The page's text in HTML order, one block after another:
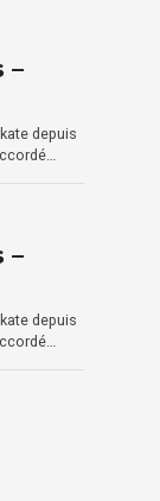
–
depuis
–
depuis